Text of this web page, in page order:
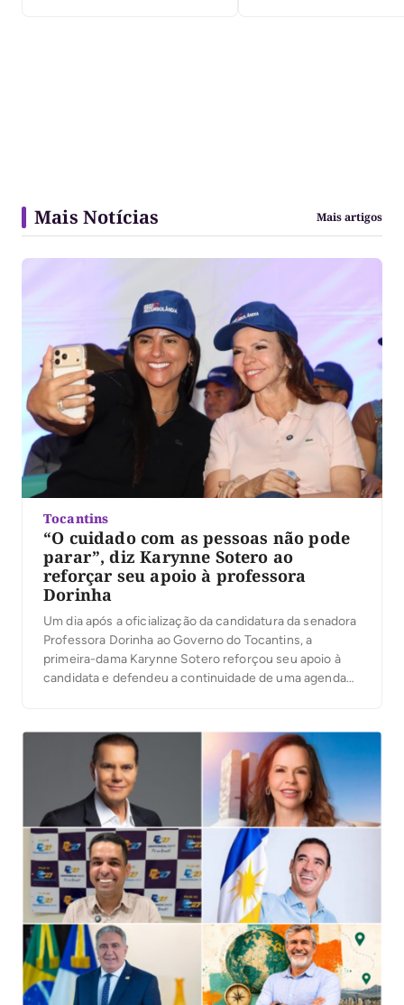
Mais Notícias Mais artigos
Tocantins
“O cuidado com as pessoas não pode
parar”, diz Karynne Sotero ao
reforçar seu apoio à professora
Dorinha
Um dia após a oficialização da candidatura da senadora
Professora Dorinha ao Governo do Tocantins, a
primeira-dama Karynne Sotero reforçou seu apoio à
candidata e defendeu a continuidade de uma agenda
publicado nesta quinta-feira, 6, Karynne reafirmou sua